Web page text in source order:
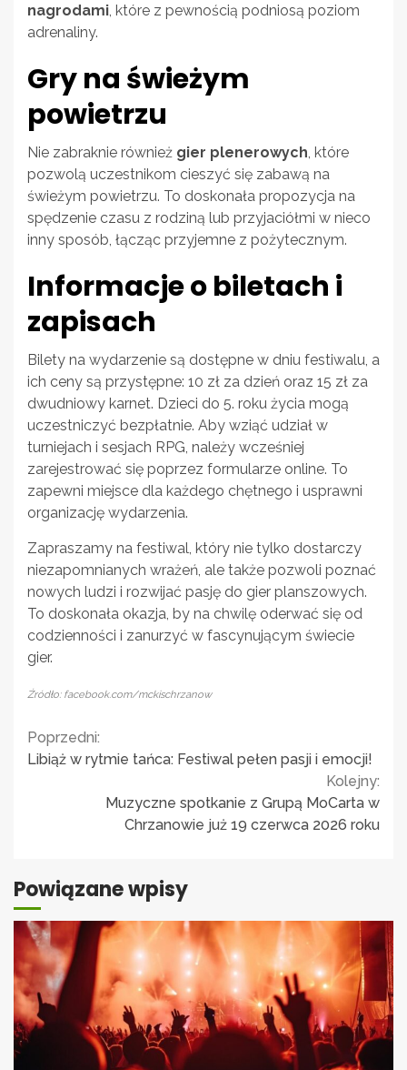
nagrodami, które z pewnością podniosą poziom
adrenaliny.
Gry na świeżym
powietrzu
Nie zabraknie również gier plenerowych, które
pozwolą uczestnikom cieszyć się zabawą na
świeżym powietrzu. To doskonała propozycja na
spędzenie czasu z rodziną lub przyjaciółmi w nieco
inny sposób, łącząc przyjemne z pożytecznym.
Informacje o biletach i
zapisach
Bilety na wydarzenie są dostępne w dniu festiwalu, a
ich ceny są przystępne: 10 zł za dzień oraz 15 zł za
dwudniowy karnet. Dzieci do 5. roku życia mogą
uczestniczyć bezpłatnie. Aby wziąć udział w
turniejach i sesjach RPG, należy wcześniej
zarejestrować się poprzez formularze online. To
zapewni miejsce dla każdego chętnego i usprawni
organizację wydarzenia.
Zapraszamy na festiwal, który nie tylko dostarczy
niezapomnianych wrażeń, ale także pozwoli poznać
nowych ludzi i rozwijać pasję do gier planszowych.
To doskonała okazja, by na chwilę oderwać się od
codzienności i zanurzyć w fascynującym świecie
gier.
Źródło: facebook.com/mckischrzanow
Continue
Reading
Poprzedni:
Libiąż w rytmie tańca: Festiwal pełen pasji i emocji!
Kolejny:
Muzyczne spotkanie z Grupą MoCarta w
Chrzanowie już 19 czerwca 2026 roku
Powiązane wpisy